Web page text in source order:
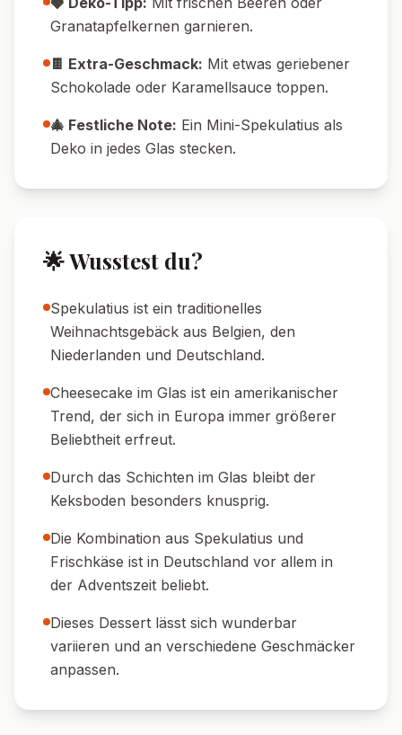
🍊 Aroma-Tipp:Orangenabrieb macht die
🧊 Kühlschrank-Tipp:Mindestens 30
noch fester.
einfach etwas mehr Zucker oder Honig
🍽️ Serviervorschläge
Weißwein oder ein leichter Dessertwein passt
ideal.
Chai-Tee oder Kaffee.
Granatapfelkernen garnieren.
🍫 Extra-Geschmack:Mit etwas geriebener
🎄 Festliche Note:Ein Mini-Spekulatius als
Deko in jedes Glas stecken.